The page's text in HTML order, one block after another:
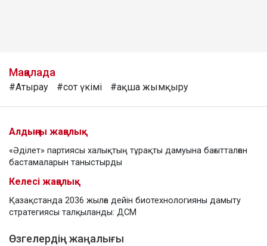
Мақалада
#Атырау #сот үкімі #ақша жымқыру
Алдыңғы жаңалық
«Әділет» партиясы халықтың тұрақты дамуына бағытталған
бастамаларын таныстырды
Келесі жаңалық
Қазақстанда 2036 жылға дейін биотехнологияны дамыту
стратегиясы талқыланды: ДСМ